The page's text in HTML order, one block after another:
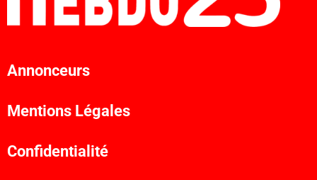
Annonceurs
Mentions Légales
Confidentialité